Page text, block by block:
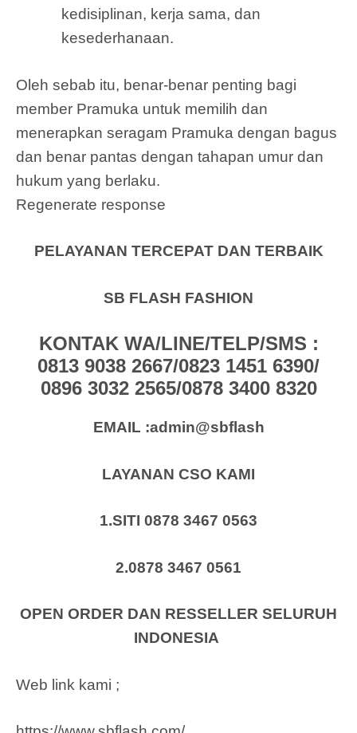
kedisiplinan, kerja sama, dan
kesederhanaan.
Oleh sebab itu, benar-benar penting bagi
member Pramuka untuk memilih dan
menerapkan seragam Pramuka dengan bagus
dan benar pantas dengan tahapan umur dan
hukum yang berlaku.
Regenerate response
PELAYANAN TERCEPAT DAN TERBAIK
SB FLASH FASHION
KONTAK WA/LINE/TELP/SMS :
0813 9038 2667/0823 1451 6390/
0896 3032 2565/0878 3400 8320
EMAIL :admin@sbflash
LAYANAN CSO KAMI
1.SITI 0878 3467 0563
2.0878 3467 0561
OPEN ORDER DAN RESSELLER SELURUH
INDONESIA
Web link kami ;